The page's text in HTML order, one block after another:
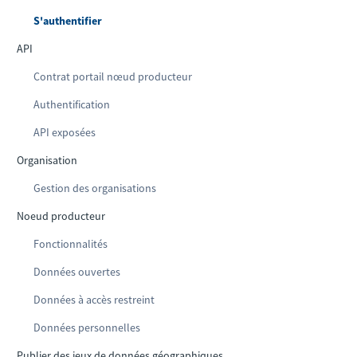
S'authentifier
API
Contrat portail nœud producteur
Authentification
API exposées
Organisation
Gestion des organisations
Noeud producteur
Fonctionnalités
Données ouvertes
Données à accès restreint
Données personnelles